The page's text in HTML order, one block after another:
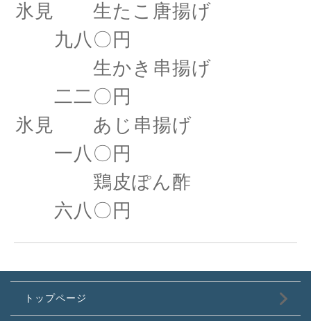
氷見 生たこ唐揚げ
九八〇円
生かき串揚げ
二二〇円
氷見 あじ串揚げ
一八〇円
鶏皮ぽん酢
六八〇円
トップページ